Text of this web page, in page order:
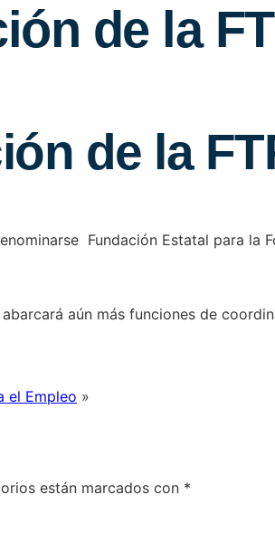
de la
de la
Fundación Estatal para la
aún más funciones de
el Empleo »
están marcados con *